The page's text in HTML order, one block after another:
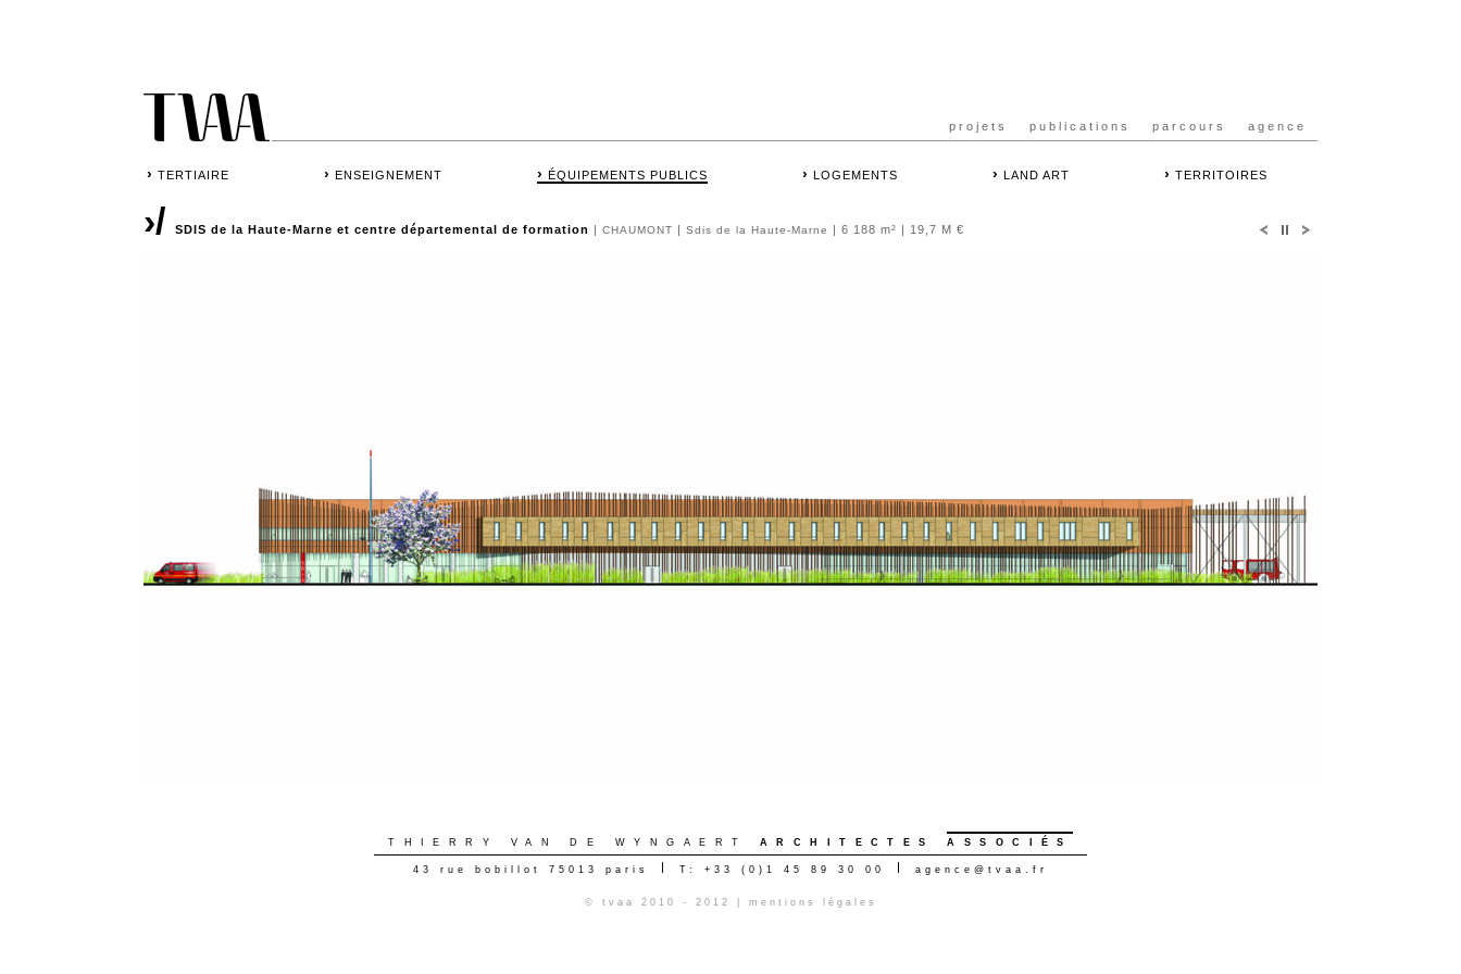
projets publications parcours agence
› TERTIAIRE › ENSEIGNEMENT › ÉQUIPEMENTS PUBLICS › LOGEMENTS › LAND ART › TERRITOIRES
›/ SDIS de la Haute-Marne et centre départemental de formation CHAUMONT Sdis de la Haute-Marne | 6 188 m² | 19,7 M €
THIERRY VAN DE WYNGAERT ARCHITECTESASSOCIÉS
43 rue bobillot 75013 paris T: +33 (0)1 45 89 30 00 agence @ tvaa.fr
© tvaa 2010 - 2012 | mentions légales